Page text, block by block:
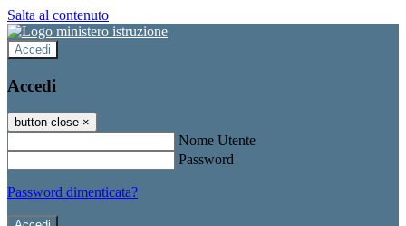
Salta al contenuto
Accedi
Accedi
button close ×
Nome Utente
Password
Password dimenticata?